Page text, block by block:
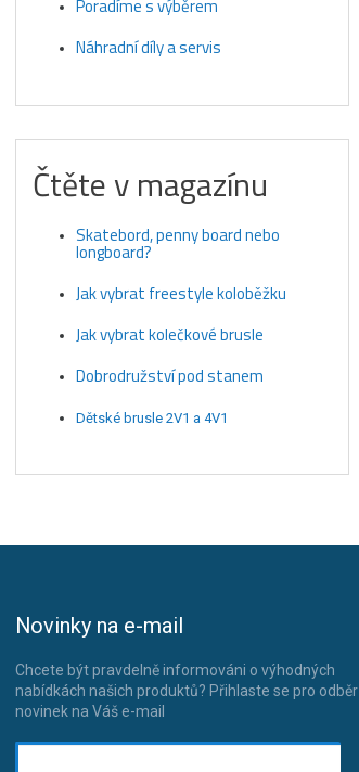
Poradíme s výběrem
Náhradní díly a servis
Čtěte v magazínu
Skatebord, penny board nebo
longboard?
Jak vybrat freestyle koloběžku
Jak vybrat kolečkové brusle
Dobrodružství pod stanem
Dětské brusle 2V1 a 4V1
Novinky na e-mail
Chcete být pravdelně informováni o výhodných
nabídkách našich produktů? Přihlaste se pro odběr
novinek na Váš e-mail